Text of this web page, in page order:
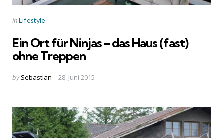
Categories
Posted
inLifestyle
Ein Ort für Ninjas – das Haus (fast)
ohne Treppen
Posted
by Sebastian 28. Juni 2015